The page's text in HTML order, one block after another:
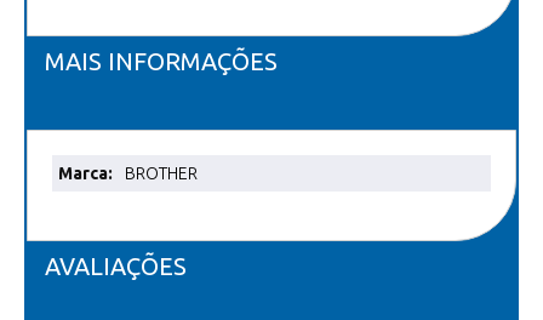
MAIS INFORMAÇÕES
Mais
BROTHER
AVALIAÇÕES